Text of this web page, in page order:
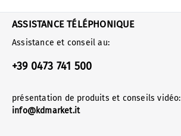
ASSISTANCE TÉLÉPHONIQUE
Assistance et conseil au:
+39 0473 741 500
présentation de produits et conseils vidéo:
info@kdmarket.it